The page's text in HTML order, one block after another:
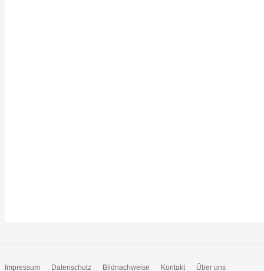
Impressum Datenschutz Bildnachweise Kontakt Über uns